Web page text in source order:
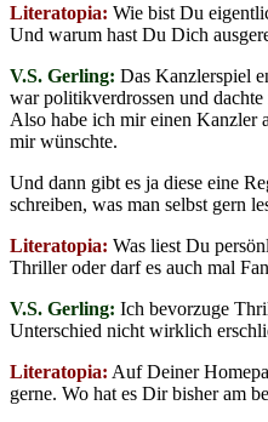
Literatopia: Wie bist Du
Und warum hast Du Dich
V.S. Gerling: Das Kanzlerspiel
war politikverdrossen und dachte
Also habe ich mir einen Kanzler
mir wünschte.
Und dann gibt es ja diese eine
schreiben, was man selbst gern
Literatopia: Was liest Du
Thriller oder darf es auch mal
V.S. Gerling: Ich bevorzuge
Unterschied nicht wirklich
Literatopia: Auf Deiner
gerne. Wo hat es Dir bisher am